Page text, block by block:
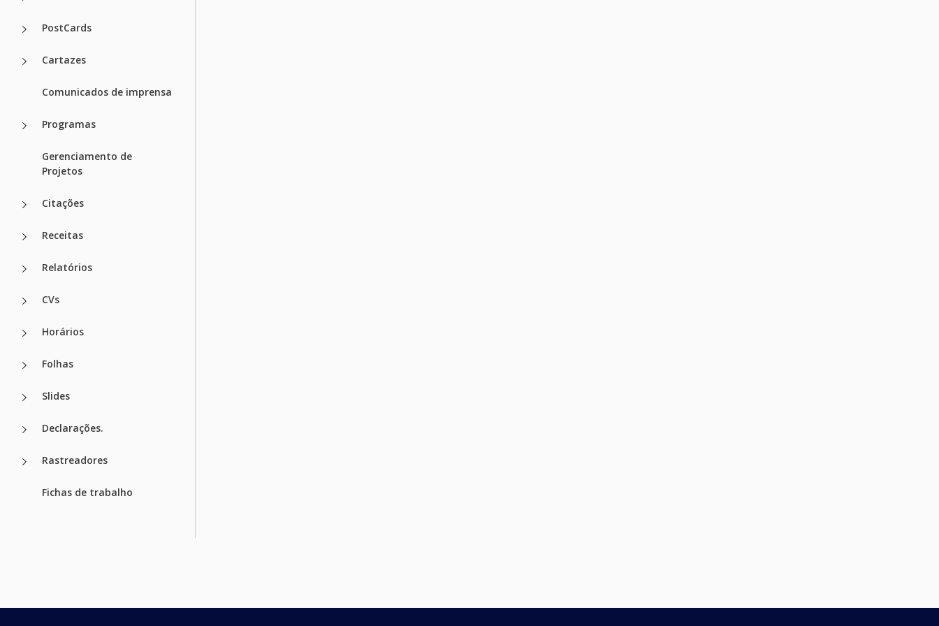
PostCards
Cartazes
Comunicados de imprensa
Programas
Gerenciamento de
Projetos
Citações
Receitas
Relatórios
CVs
Horários
Folhas
Slides
Declarações.
Rastreadores
Fichas de trabalho